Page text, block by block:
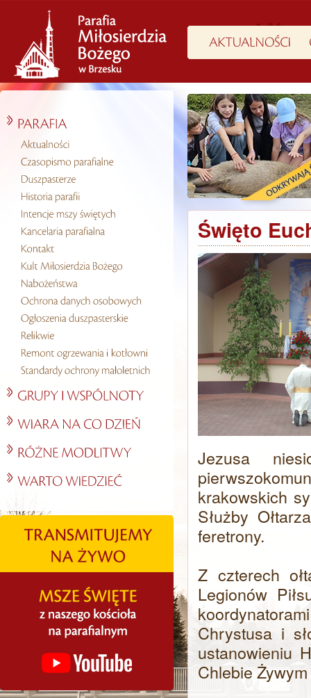
Święto
Jezusa
krakowskich
Służby
feretrony.
Z czterech
Legionów
Chrystusa i
ustanowieniu
Chlebie